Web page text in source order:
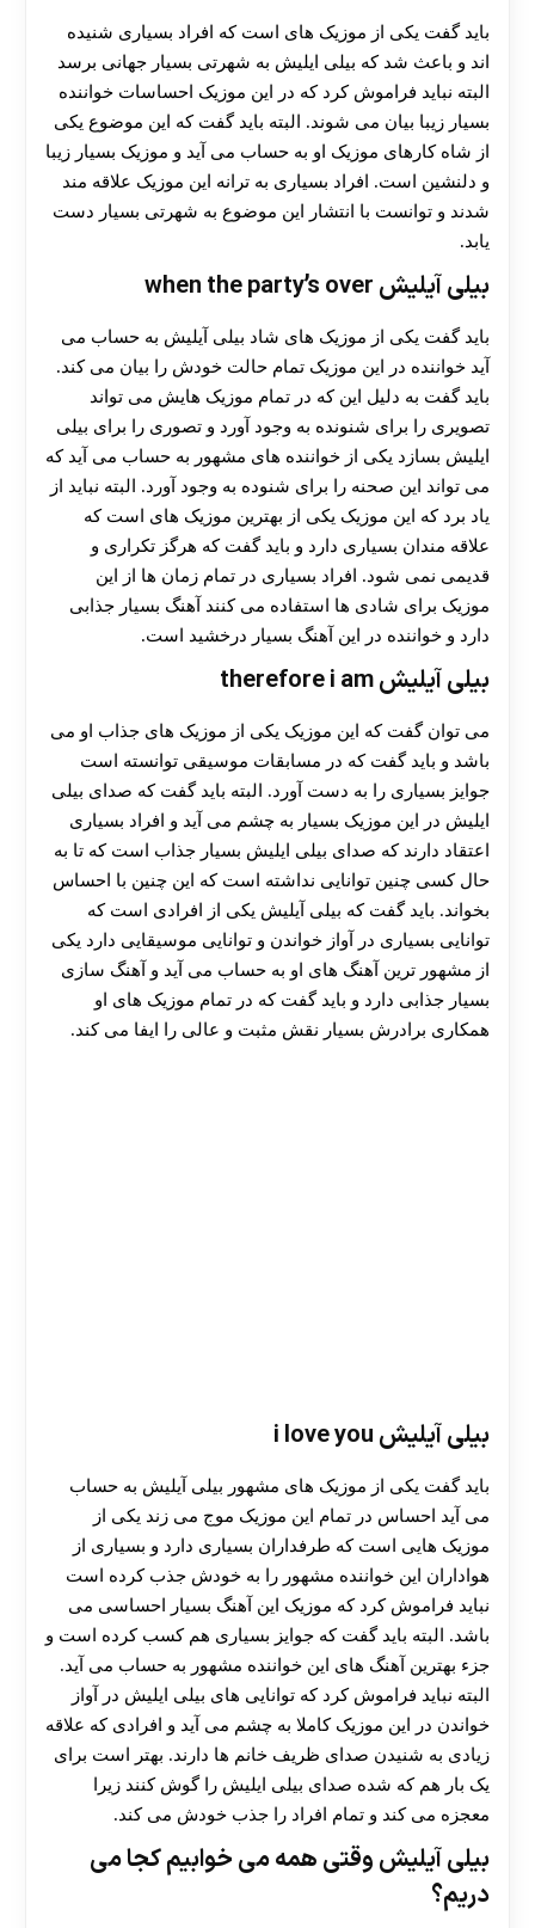
باید گفت یکی از موزیک های است که افراد بسیاری شنیده
اند و باعث شد که بیلی ایلیش به شهرتی بسیار جهانی برسد
البته نباید فراموش کرد که در این موزیک احساسات خواننده
بسیار زیبا بیان می شوند. البته باید گفت که این موضوع یکی
از شاه کارهای موزیک او به حساب می‌ آید و موزیک بسیار زیبا
و دلنشین است. افراد بسیاری به ترانه این موزیک علاقه مند
شدند و توانست با انتشار این موضوع به شهرتی بسیار دست
یابد.
بیلی آیلیش when the party’s over
باید گفت یکی از موزیک های شاد بیلی آیلیش به حساب می
آید خواننده در این موزیک تمام حالت خودش را بیان می ‌کند.
باید گفت به دلیل این که در تمام موزیک هایش می تواند
تصویری را برای شنونده به وجود آورد و تصوری را برای بیلی
ایلیش بسازد یکی از خواننده های مشهور به حساب می آید که
می تواند این صحنه را برای شنوده به وجود آورد. البته نباید از
یاد برد که این موزیک یکی از بهترین موزیک های است که
علاقه مندان بسیاری دارد و باید گفت که هرگز تکراری و
قدیمی نمی‌ شود. افراد بسیاری در تمام زمان ها از این
موزیک برای شادی ها استفاده می کنند آهنگ بسیار جذابی
دارد و خواننده در این آهنگ بسیار درخشید است.
بیلی آیلیش therefore i am
می توان گفت که این موزیک یکی از موزیک های جذاب او می
باشد و باید گفت که در مسابقات موسیقی توانسته است
جوایز بسیاری را به دست آورد. البته باید گفت که صدای بیلی
ایلیش در این موزیک بسیار به چشم می ‌آید و افراد بسیاری
اعتقاد دارند که صدای بیلی ایلیش بسیار جذاب است که تا به
حال کسی چنین توانایی نداشته است که این چنین با احساس
بخواند. باید گفت که بیلی آیلیش یکی از افرادی است که
توانایی بسیاری در آواز خواندن و توانایی موسیقایی دارد یکی
از مشهور ترین آهنگ های او به حساب می ‌آید و آهنگ سازی
بسیار جذابی دارد و باید گفت که در تمام موزیک های او
همکاری برادرش بسیار نقش مثبت و عالی را ایفا می کند.
بیلی آیلیش i love you
باید گفت یکی از موزیک های مشهور بیلی آیلیش به حساب
می ‌آید احساس در تمام این موزیک موج می زند یکی از
موزیک هایی است که طرفداران بسیاری دارد و بسیاری از
هواداران این خواننده مشهور را به خودش جذب کرده است
نباید فراموش کرد که موزیک این آهنگ بسیار احساسی می
باشد. البته باید گفت که جوایز بسیاری هم کسب کرده است و
جزء بهترین آهنگ های این خواننده مشهور به حساب می آید.
البته نباید فراموش کرد که توانایی های بیلی ایلیش در آواز
خواندن در این موزیک کاملا به چشم می آید و افرادی که علاقه
زیادی به شنیدن صدای ظریف خانم ها دارند. بهتر است برای
یک بار هم که شده صدای بیلی ایلیش را گوش کنند زیرا
معجزه می ‌کند و تمام افراد را جذب خودش می کند.
بیلی آیلیش وقتی همه می خوابیم کجا می
دریم؟